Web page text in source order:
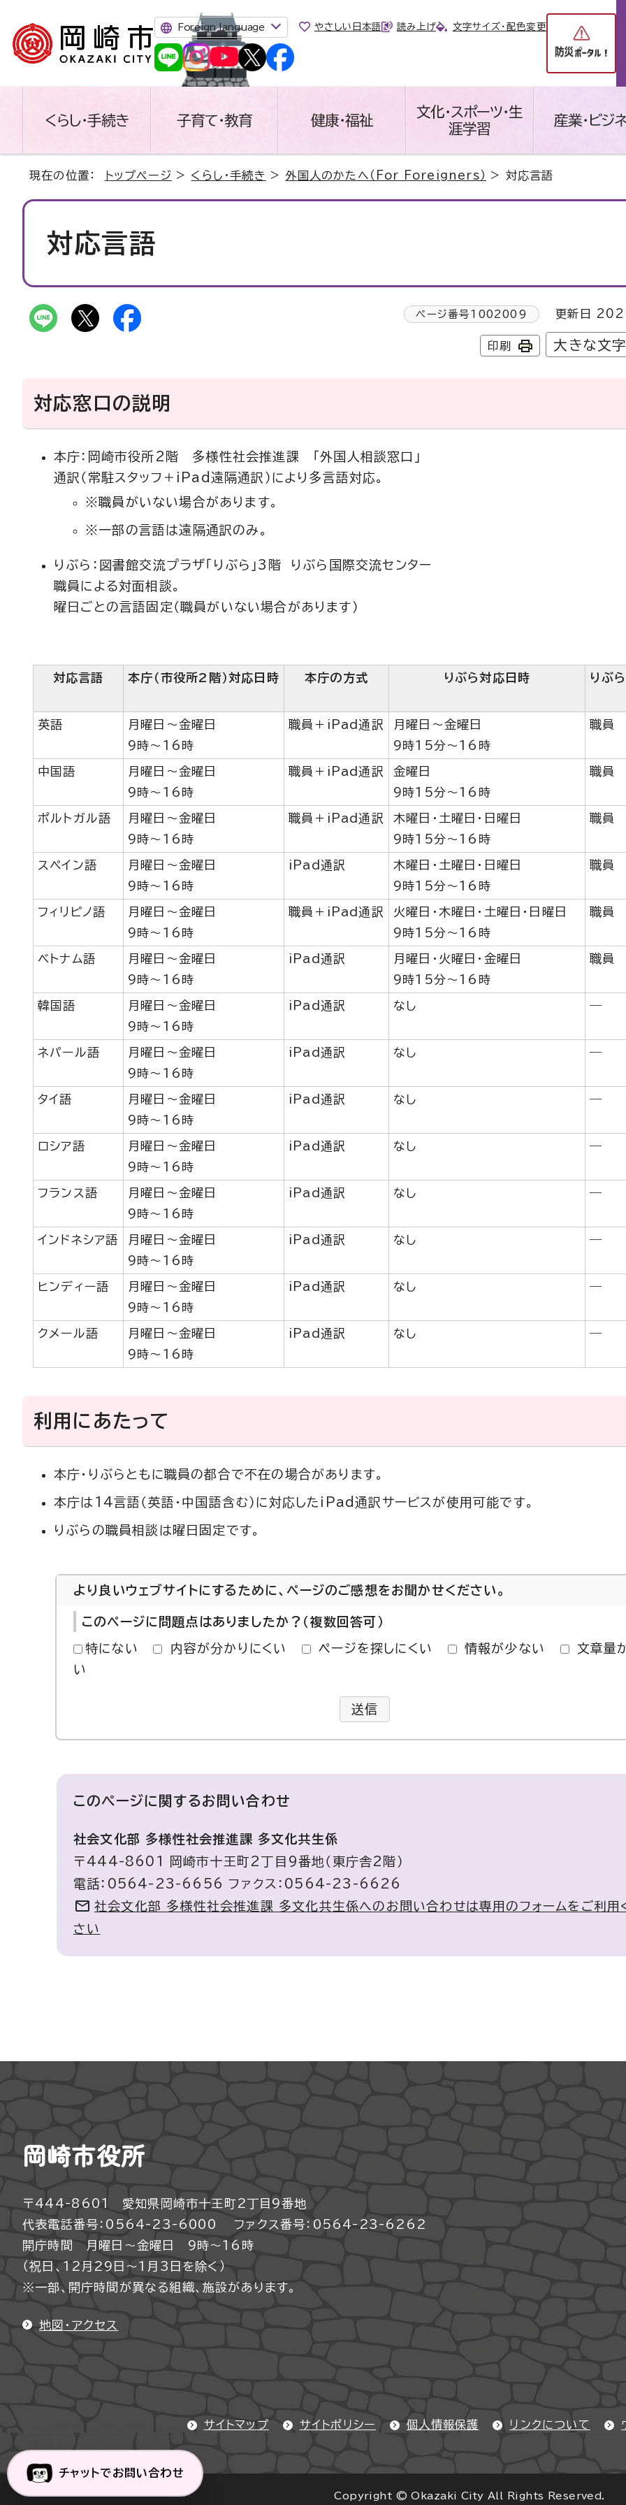
Foreign language やさしい日本語 読み上げ 文字サイズ・配色変更
くらし・手続き 子育て・教育 健康・福祉
文化・スポーツ・生
涯学習
産業・ビジ
現在の位置： トップページ > くらし・手続き > 外国人のかたへ（For Foreigners） > 対応言語
対応言語
ページ番号 1002009 更新日
印刷 大きな文
対応窓口の説明
本庁：岡崎市役所2階 多様性社会推進課 「外国人相談窓口」
通訳（常駐スタッフ＋iPad遠隔通訳）により多言語対応。
※職員がいない場合があります。
※一部の言語は遠隔通訳のみ。
りぶら：図書館交流プラザ「りぶら」3階 りぶら国際交流センター
職員による対面相談。
曜日ごとの言語固定（職員がいない場合があります）
対応言語 本庁（市役所2階）対応日時 本庁の方式 りぶら対応日時 りぶ
英語
月曜日～金曜日
9時～16時
職員＋iPad通訳
月曜日～金曜日
9時15分～16時
職員
中国語
月曜日～金曜日
9時～16時
職員＋iPad通訳
金曜日
9時15分～16時
職員
ポルトガル語
月曜日～金曜日
9時～16時
職員＋iPad通訳
木曜日・土曜日・日曜日
9時15分～16時
職員
スペイン語
月曜日～金曜日
9時～16時
iPad通訳
木曜日・土曜日・日曜日
9時15分～16時
職員
フィリピノ語
月曜日～金曜日
9時～16時
職員＋iPad通訳
火曜日・木曜日・土曜日・日曜日
9時15分～16時
職員
ベトナム語
月曜日～金曜日
9時～16時
iPad通訳
月曜日・火曜日・金曜日
9時15分～16時
職員
韓国語
月曜日～金曜日
9時～16時
iPad通訳 なし ―
ネパール語
月曜日～金曜日
9時～16時
iPad通訳 なし ―
タイ語
月曜日～金曜日
9時～16時
iPad通訳 なし ―
ロシア語
月曜日～金曜日
9時～16時
iPad通訳 なし ―
フランス語
月曜日～金曜日
9時～16時
iPad通訳 なし ―
インドネシア語
月曜日～金曜日
9時～16時
iPad通訳 なし ―
ヒンディー語
月曜日～金曜日
9時～16時
iPad通訳 なし ―
クメール語
月曜日～金曜日
9時～16時
iPad通訳 なし ―
利用にあたって
本庁・りぶらともに職員の都合で不在の場合があります。
本庁は14言語（英語・中国語含む）に対応したiPad通訳サービスが使用可能です。
りぶらの職員相談は曜日固定です。
より良いウェブサイトにするために、ページのご感想をお聞かせください。
このページに問題点はありましたか？（複数回答可）
特にない 内容が分かりにくい ページを探しにくい 情報が少ない
文章量
い
送信
このページに関するお問い合わせ
社会文化部 多様性社会推進課 多文化共生係
〒444-8601 岡崎市十王町2丁目9番地（東庁舎2階）
電話：0564-23-6656 ファクス：0564-23-6626
社会文化部 多様性社会推進課 多文化共生係へのお問い合わせは専用のフォームをご利用
さい
岡崎市役所
〒444-8601 愛知県岡崎市十王町2丁目9番地
代表電話番号：0564-23-6000
ファクス番号：0564-23-6262
開庁時間 月曜日～金曜日 9時～16時
（祝日、12月29日～1月3日を除く）
※一部、開庁時間が異なる組織、施設があります。
地図・アクセス
サイトマップ サイトポリシー 個人情報保護 リンクについて
Copyright © Okazaki City All Rights Reserved.
チャットでお問い合わせ